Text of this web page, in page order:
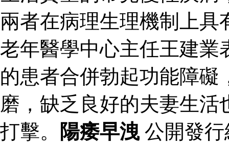
兩者在病理生理機制上
老年醫學中心主任王建業
的患者合併勃起功能障
磨，缺乏良好的夫妻生
打擊。
陽痿早洩 公開發